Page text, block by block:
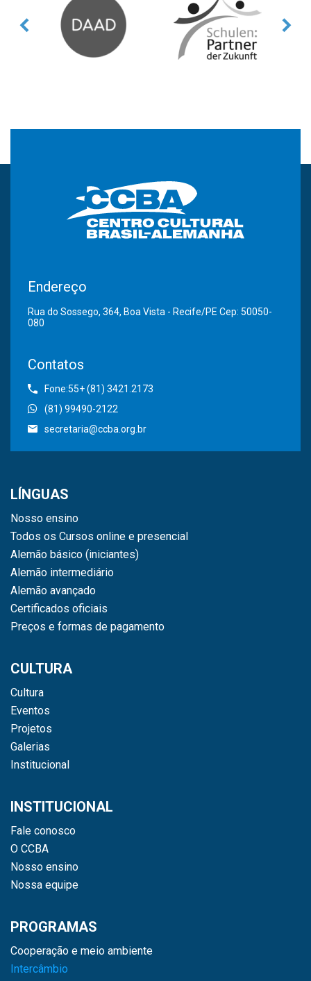
Endereço
Rua do Sossego, 364, Boa Vista - Recife/PE Cep: 50050-
080
Contatos
Fone:55+ (81) 3421.2173
(81) 99490-2122
secretaria@ccba.org.br
LÍNGUAS
Nosso ensino
Todos os Cursos online e presencial
Alemão básico (iniciantes)
Alemão intermediário
Alemão avançado
Certificados oficiais
Preços e formas de pagamento
CULTURA
Cultura
Eventos
Projetos
Galerias
Institucional
INSTITUCIONAL
Fale conosco
O CCBA
Nosso ensino
Nossa equipe
PROGRAMAS
Cooperação e meio ambiente
Intercâmbio